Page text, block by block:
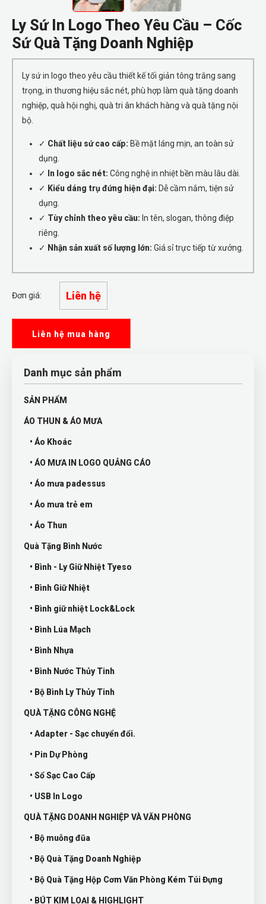
Ly Sứ In Logo Theo Yêu Cầu – Cốc
Sứ Quà Tặng Doanh Nghiệp
Ly sứ in logo theo yêu cầu thiết kế tối giản tông trắng sang
trọng, in thương hiệu sắc nét, phù hợp làm quà tặng doanh
nghiệp, quà hội nghị, quà tri ân khách hàng và quà tặng nội
bộ.
✓ Chất liệu sứ cao cấp: Bề mặt láng mịn, an toàn sử
dụng.
✓ In logo sắc nét: Công nghệ in nhiệt bền màu lâu dài.
✓ Kiểu dáng trụ đứng hiện đại: Dễ cầm nắm, tiện sử
dụng.
✓ Tùy chỉnh theo yêu cầu: In tên, slogan, thông điệp
riêng.
✓ Nhận sản xuất số lượng lớn: Giá sỉ trực tiếp từ xưởng.
Đơn giá: Liên hệ
Liên hệ mua hàng
Danh mục sản phẩm
SẢN PHẨM
ÁO THUN & ÁO MƯA
• Áo Khoác
• ÁO MƯA IN LOGO QUẢNG CÁO
• Áo mưa padessus
• Áo mưa trẻ em
• Áo Thun
Quà Tặng Bình Nước
• Bình - Ly Giữ Nhiệt Tyeso
• Bình Giữ Nhiệt
• Bình giữ nhiệt Lock&Lock
• Bình Lúa Mạch
• Bình Nhựa
• Bình Nước Thủy Tinh
• Bộ Bình Ly Thủy Tinh
QUÀ TẶNG CÔNG NGHỆ
• Adapter - Sạc chuyển đổi.
• Pin Dự Phòng
• Sổ Sạc Cao Cấp
• USB In Logo
QUÀ TẶNG DOANH NGHIỆP VÀ VĂN PHÒNG
• Bộ muỗng đũa
• Bộ Quà Tặng Doanh Nghiệp
• Bộ Quà Tặng Hộp Cơm Văn Phòng Kém Túi Đựng
• BÚT KIM LOẠI & HIGHLIGHT